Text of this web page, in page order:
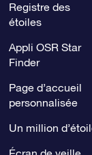
Registre des
étoiles
Appli OSR Star
Finder
Page d’accueil
personnalisée
Un million